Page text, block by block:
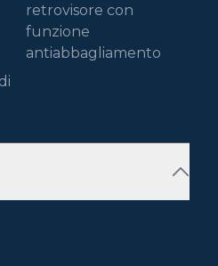
retrovisore con
funzione
antiabbagliamento